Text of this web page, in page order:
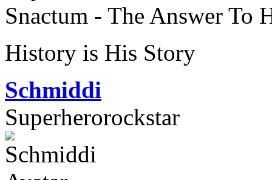
Snactum - The Answer To
History is His Story
Schmiddi
Superherorockstar